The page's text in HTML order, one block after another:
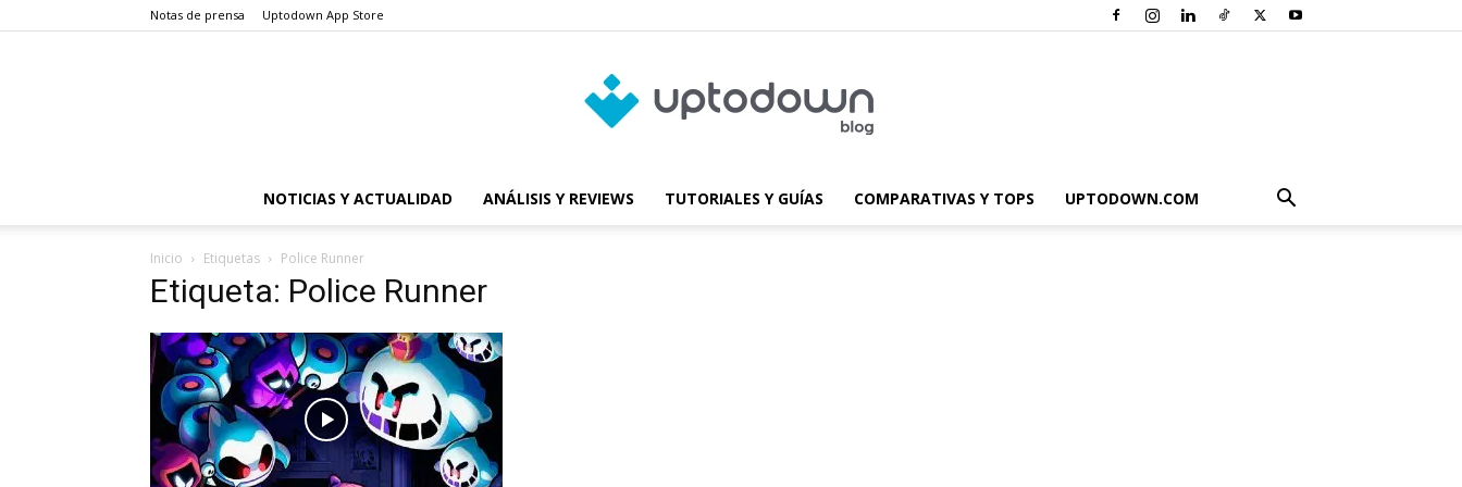
Notas de prensa Uptodown App Store
NOTICIAS Y ACTUALIDAD ANÁLISIS Y REVIEWS TUTORIALES Y GUÍAS COMPARATIVAS Y TOPS UPTODOWN.COM
Inicio Etiquetas Police Runner
Etiqueta: Police Runner